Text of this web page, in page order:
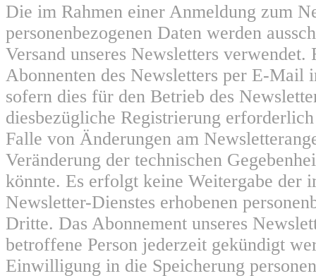
Die im Rahmen einer Anmeldung zum
personenbezogenen Daten werden
Versand unseres Newsletters verwendet.
Abonnenten des Newsletters per E-Mail
sofern dies für den Betrieb des
diesbezügliche Registrierung
Falle von Änderungen am
Veränderung der technischen
könnte. Es erfolgt keine Weitergabe der
Newsletter-Dienstes erhobenen
Dritte. Das Abonnement unseres
betroffene Person jederzeit gekündigt
Einwilligung in die Speicherung